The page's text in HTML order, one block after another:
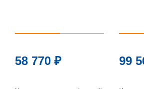
58 770 ₽ 99